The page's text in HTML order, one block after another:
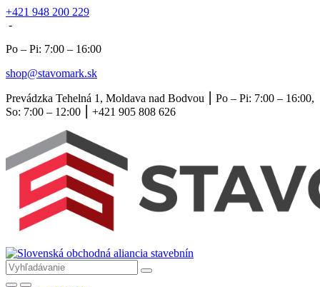
+421 948 200 229
-
Po – Pi: 7:00 – 16:00
shop@stavomark.sk
Prevádzka Tehelná 1, Moldava nad Bodvou ⎮ Po – Pi: 7:00 – 16:00,
So: 7:00 – 12:00 ⎮ +421 905 808 626